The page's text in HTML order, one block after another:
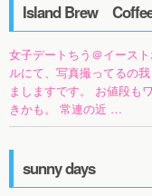
Island Brew
女子デートちう＠イース
ルにて、写真撮ってるの
ましますです。 お値段も
きかも。 常連の近 …
sunny days